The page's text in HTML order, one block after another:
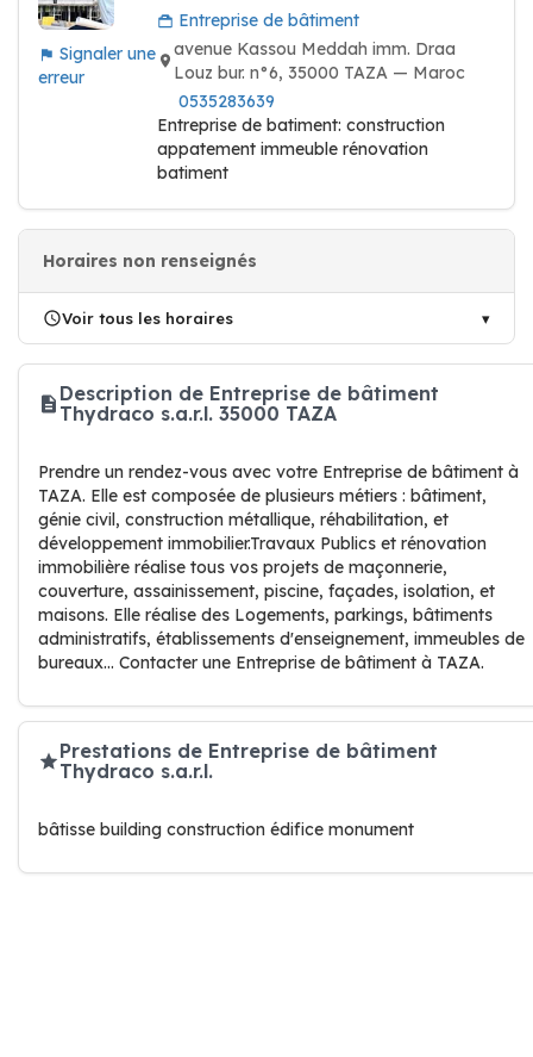
Signaler une
erreur
Entreprise de bâtiment
avenue Kassou Meddah imm. Draa
Louz bur. n°6, 35000 TAZA — Maroc
0535283639
Entreprise de batiment: construction
appatement immeuble rénovation
batiment
Horaires non renseignés
Voir tous les horaires
Description de Entreprise de bâtiment
Thydraco s.a.r.l. 35000 TAZA
Prendre un rendez-vous avec votre Entreprise de bâtiment à
TAZA. Elle est composée de plusieurs métiers : bâtiment,
génie civil, construction métallique, réhabilitation, et
développement immobilier.Travaux Publics et rénovation
immobilière réalise tous vos projets de maçonnerie,
couverture, assainissement, piscine, façades, isolation, et
maisons. Elle réalise des Logements, parkings, bâtiments
administratifs, établissements d'enseignement, immeubles de
bureaux… Contacter une Entreprise de bâtiment à TAZA.
Prestations de Entreprise de bâtiment
Thydraco s.a.r.l.
bâtisse building construction édifice monument